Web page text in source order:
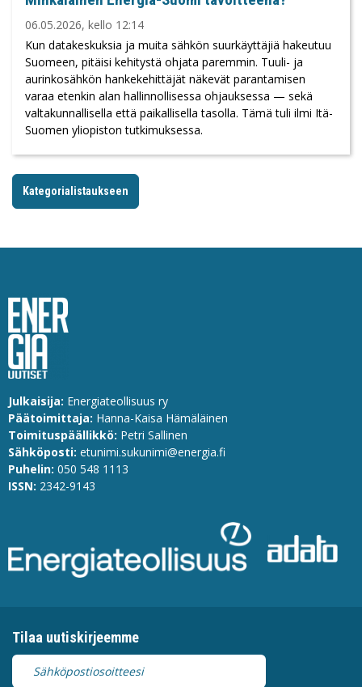
06.05.2026, kello 12:14
Kun datakeskuksia ja muita sähkön suurkäyttäjiä hakeutuu
Suomeen, pitäisi kehitystä ohjata paremmin. Tuuli- ja
aurinkosähkön hankekehittäjät näkevät parantamisen
varaa etenkin alan hallinnollisessa ohjauksessa — sekä
valtakunnallisella että paikallisella tasolla. Tämä tuli ilmi Itä-
Suomen yliopiston tutkimuksessa.
Kategorialistaukseen
Julkaisija: Energiateollisuus ry
Päätoimittaja: Hanna-Kaisa Hämäläinen
Toimituspäällikkö: Petri Sallinen
Sähköposti: etunimi.sukunimi@energia.fi
Puhelin: 050 548 1113
ISSN: 2342-9143
Tilaa uutiskirjeemme